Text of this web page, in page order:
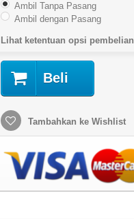
Ambil Tanpa Pasang
Ambil dengan Pasang
Lihat ketentuan opsi pembelian
Beli
Tambahkan ke Wishlist